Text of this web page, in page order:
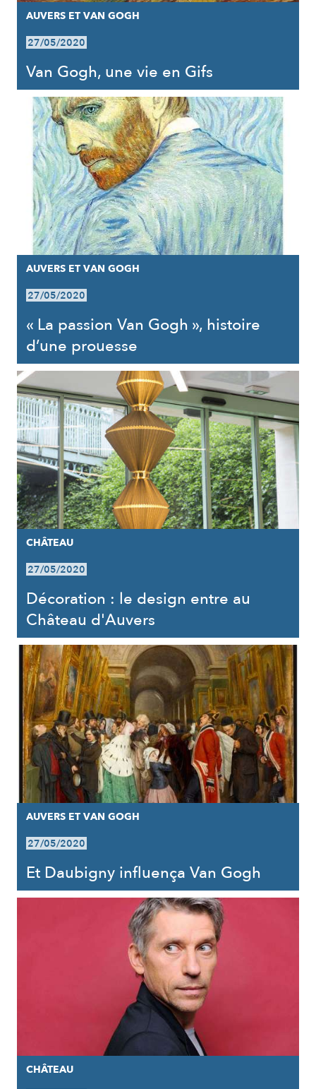
AUVERS ET VAN GOGH
27/05/2020
Van Gogh, une vie en Gifs
AUVERS ET VAN GOGH
27/05/2020
« La passion Van Gogh », histoire
d’une prouesse
CHÂTEAU
27/05/2020
Décoration : le design entre au
Château d'Auvers
AUVERS ET VAN GOGH
27/05/2020
Et Daubigny influença Van Gogh
CHÂTEAU